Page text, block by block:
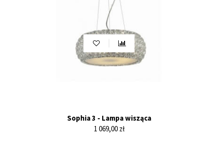
Sophia 3 - Lampa wisząca
Cena
1 069,00 zł